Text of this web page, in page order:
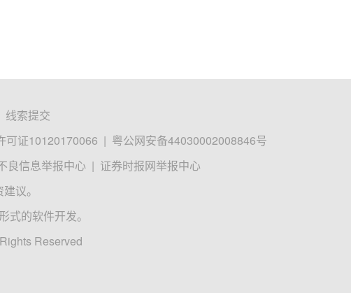
线索提交
可证10120170066 | 粤公网安备44030002008846号
良信息举报中心 | 证券时报网举报中心
议。
的软件开发。
Reserved